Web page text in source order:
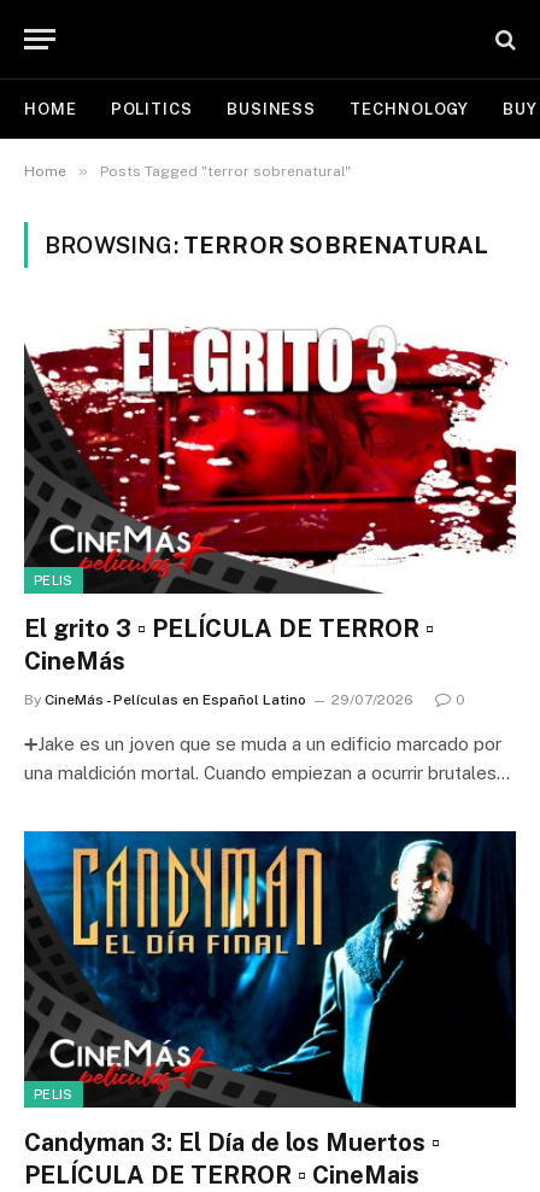
HOME POLITICS BUSINESS TECHNOLOGY
Home » Posts Tagged "terror sobrenatural"
BROWSING: TERROR SOBRENATURAL
PELIS
El grito 3 ▫️ PELÍCULA DE TERROR ▫️
CineMás
By CineMás - Películas en Español Latino 29/07/2026 0
➕Jake es un joven que se muda a un edificio marcado por
una maldición mortal. Cuando empiezan a ocurrir brutales…
PELIS
Candyman 3: El Día de los Muertos ▫️
PELÍCULA DE TERROR ▫️ CineMais